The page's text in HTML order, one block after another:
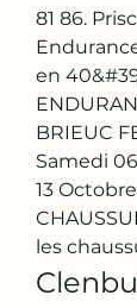
81 86.
en
BRIEUC
Samedi
13
les